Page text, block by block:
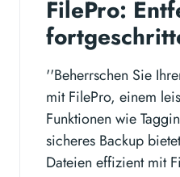
FilePro:
''Beherrschen Sie
mit FilePro, einem
Funktionen wie
sicheres Backup
Dateien effizient mit